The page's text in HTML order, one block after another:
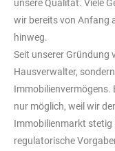
unsere Qualität. Viele
wir bereits von Anfang
hinweg.
Seit unserer Gründung
Hausverwalter,
Immobilienvermögens.
nur möglich, weil wir
Immobilienmarkt stetig
regulatorische